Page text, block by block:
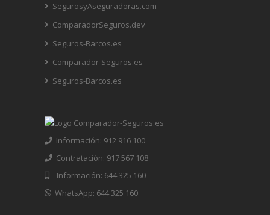
SegurosyAseguradoras.com
ComparadorSeguros.dev
Seguros-Barcos.es
Comparador-Seguros.es
Seguros-Barcos.es
Información: 912 916 100
Contratación: 917 567 108
Información: 644 325 160
WhatsApp: 644 325 160